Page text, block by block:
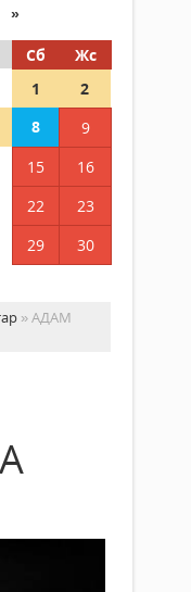
»
Сб
Жс
1
2
8
9
15
16
22
23
29
30
» АДАМ